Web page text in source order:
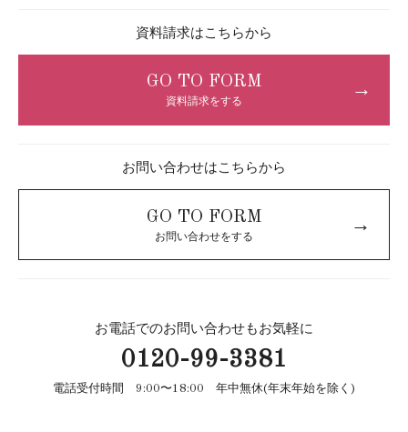
資料請求はこちらから
GO TO FORM
資料請求をする
→
お問い合わせはこちらから
GO TO FORM
お問い合わせをする
→
お電話でのお問い合わせもお気軽に
0120-99-3381
電話受付時間 9:00〜18:00 年中無休(年末年始を除く)